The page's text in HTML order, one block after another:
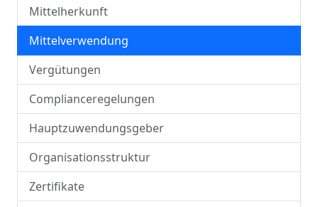
Mittelherkunft
Mittelverwendung
Vergütungen
Complianceregelungen
Hauptzuwendungsgeber
Organisationsstruktur
Zertifikate